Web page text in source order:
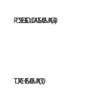
POSTES DE SOUDAGE MIG/MAG40
TORCHES MIG/MAG10